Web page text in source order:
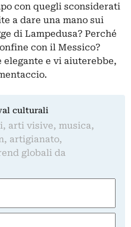
con quegli sconsiderati
a dare una mano sui
di Lampedusa? Perché
con il Messico?
elegante e vi aiuterebbe,
culturali
arti visive, musica,
artigianato,
globali da